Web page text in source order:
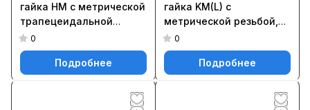
гайка HM с метрической
трапецеидальной
резьбой, фиксируется
на валу с помощью
стопорных бугелей типа
0
Подробнее
гайка KM(L) с
метрической резьбой,
фиксируемая на валу с
помощью стопорной
шайбы MB(L) или MB ..A
0
Подробнее